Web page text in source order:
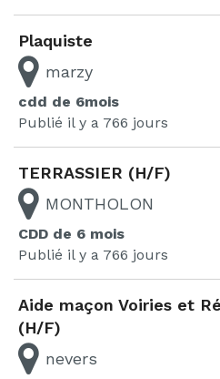
Plaquiste
marzy
cdd de 6mois
Publié il y a 766 jours
TERRASSIER (H/F)
MONTHOLON
CDD de 6 mois
Publié il y a 766 jours
Aide maçon Voiries et
(H/F)
nevers